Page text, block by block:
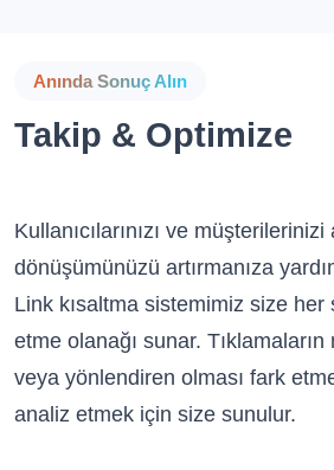
Anında Sonuç Alın
Takip & Optimize
Kullanıcılarınızı ve
dönüşümünüzü artırmanıza
Link kısaltma sistemimiz size her
etme olanağı sunar. Tıklamaların
veya yönlendiren olması fark
analiz etmek için size sunulur.